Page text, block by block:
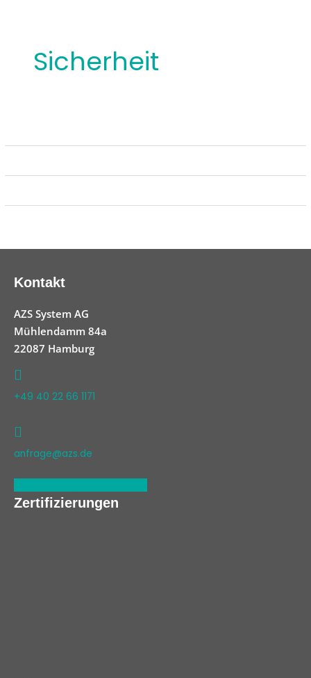
Sicherheit
Kontakt
AZS System AG
Mühlendamm 84a
22087 Hamburg
+49 40 22 66 1171
anfrage@azs.de
Zertifizierungen